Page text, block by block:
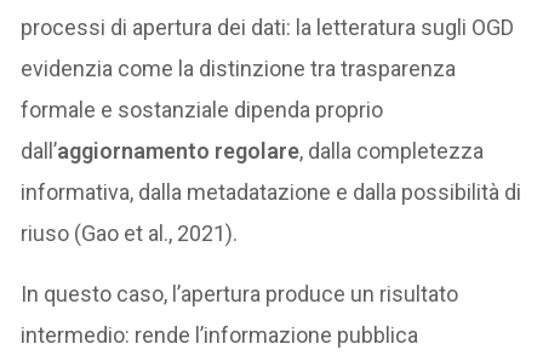
processi di apertura dei dati: la letteratura sugli OGD
evidenzia come la distinzione tra trasparenza
formale e sostanziale dipenda proprio
dall’aggiornamento regolare, dalla completezza
informativa, dalla metadatazione e dalla possibilità di
riuso (Gao et al., 2021).
In questo caso, l’apertura produce un risultato
intermedio: rende l’informazione pubblica